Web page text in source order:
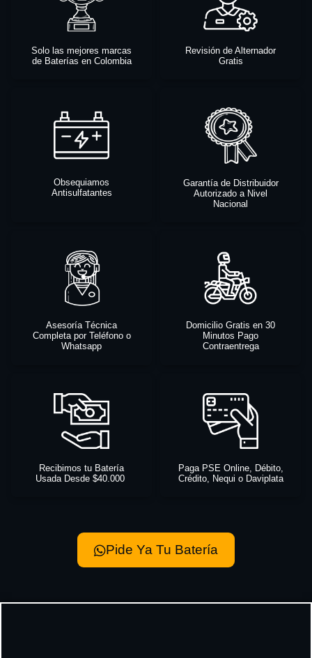
Solo las mejores marcas
de Baterías en Colombia
Revisión de Alternador
Gratis
Obsequiamos
Antisulfatantes
Garantía de Distribuidor
Autorizado a Nivel
Nacional
Asesoría Técnica
Completa por Teléfono o
Whatsapp
Domicilio Gratis en 30
Minutos Pago
Contraentrega
Recibimos tu Batería
Usada Desde $40.000
Paga PSE Online, Débito,
Crédito, Nequi o Daviplata
Pide Ya Tu Batería